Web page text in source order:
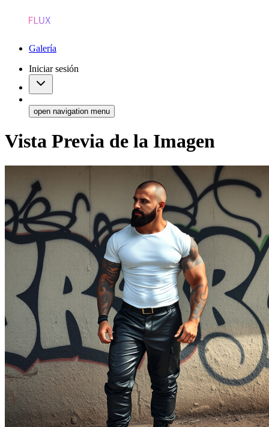
Galería
Iniciar sesión
open navigation menu
Vista Previa de la Imagen